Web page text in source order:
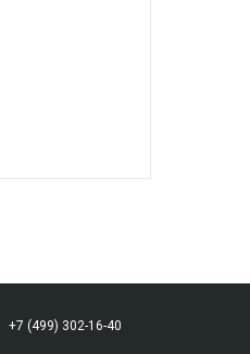
+7 (499) 302-16-40